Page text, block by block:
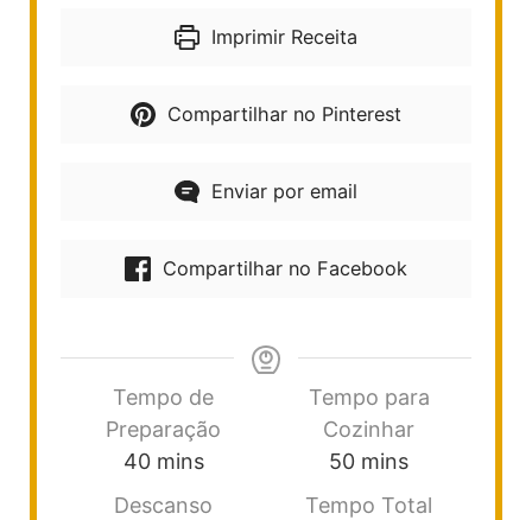
Imprimir Receita
Compartilhar no Pinterest
Enviar por email
Compartilhar no Facebook
Tempo de
Preparação
40 mins
Tempo para
Cozinhar
50 mins
Descanso
Tempo Total